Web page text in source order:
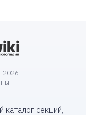
2026
каталог секций,